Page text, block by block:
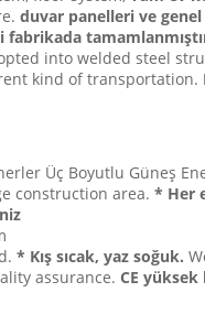
duvar panelleri ve genel
into welded steel
kind of transportation.
Üç Boyutlu Güneş
construction area. * Her
* Kış sıcak, yaz soğuk.
assurance. CE